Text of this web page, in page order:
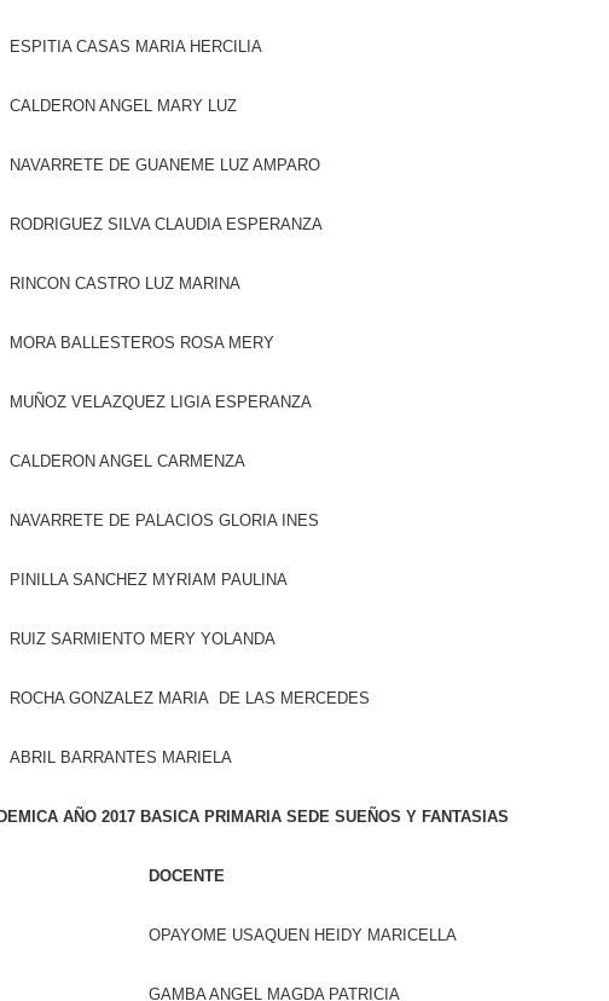
ESPITIA CASAS MARIA HERCILIA
CALDERON ANGEL MARY LUZ
NAVARRETE DE GUANEME LUZ AMPARO
RODRIGUEZ SILVA CLAUDIA ESPERANZA
RINCON CASTRO LUZ MARINA
MORA BALLESTEROS ROSA MERY
MUÑOZ VELAZQUEZ LIGIA ESPERANZA
CALDERON ANGEL CARMENZA
NAVARRETE DE PALACIOS GLORIA INES
PINILLA SANCHEZ MYRIAM PAULINA
RUIZ SARMIENTO MERY YOLANDA
ROCHA GONZALEZ MARIA DE LAS MERCEDES
ABRIL BARRANTES MARIELA
AÑO 2017 BASICA PRIMARIA SEDE SUEÑOS Y FANTASIAS
DOCENTE
OPAYOME USAQUEN HEIDY MARICELLA
GAMBA ANGEL MAGDA PATRICIA